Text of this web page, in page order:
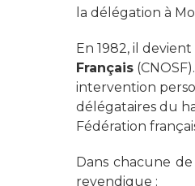
la délégation à
En 1982, il devient
Français
intervention
délégataires du
Fédération
Dans chacune
revendique :